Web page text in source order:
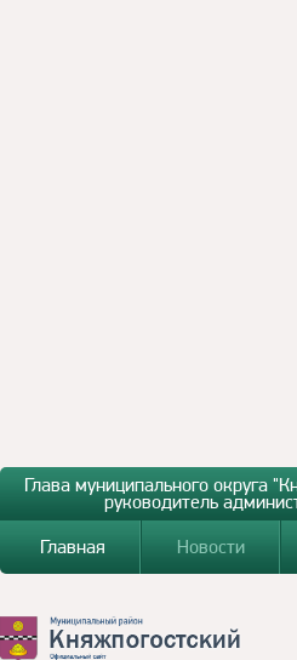
Глава муниципального округа
руководитель
Главная
Новости